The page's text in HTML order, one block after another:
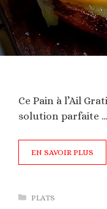
Ce Pain à l’Ail
solution parfaite …
EN SAVOIR PLUS
Catégories
PLATS